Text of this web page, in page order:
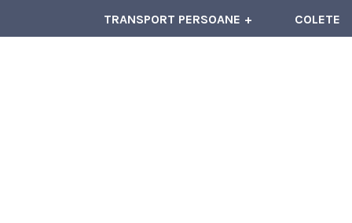
TRANSPORT PERSOANE COLETE